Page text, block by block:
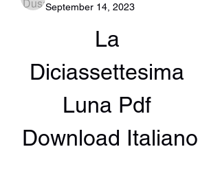
September 14, 2023
La
Diciassettesima
Luna Pdf
Download Italiano